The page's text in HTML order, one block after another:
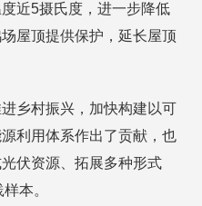
近5摄氏度，进一步降低
屋顶提供保护，延长屋顶
乡村振兴，加快构建以可
利用体系作出了贡献，也
伏资源、拓展多种形式
本。